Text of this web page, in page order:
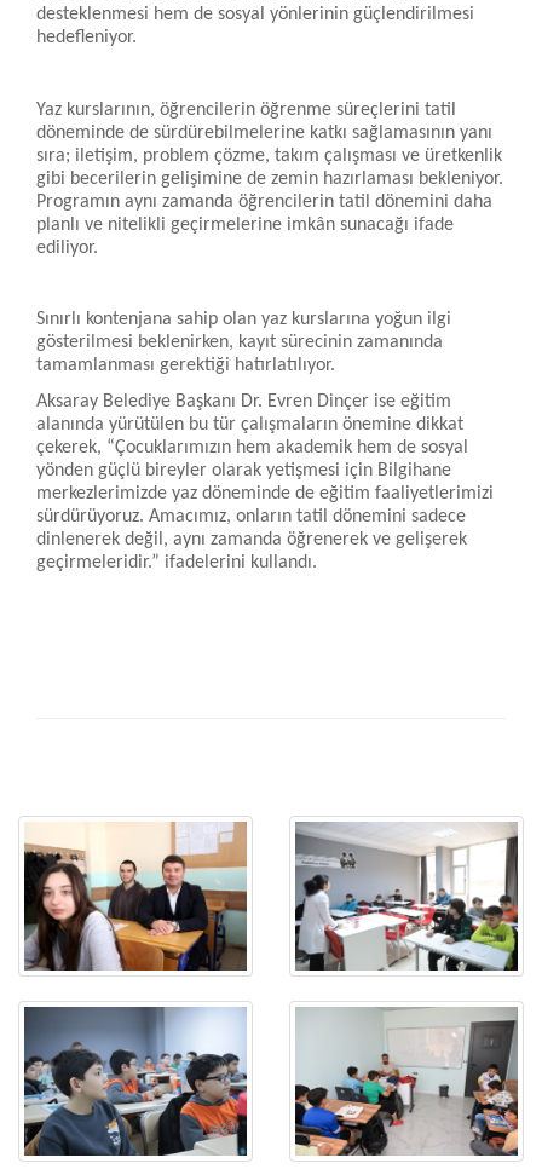
desteklenmesi hem de sosyal yönlerinin güçlendirilmesi
hedefleniyor.
Yaz kurslarının, öğrencilerin öğrenme süreçlerini tatil
döneminde de sürdürebilmelerine katkı sağlamasının yanı
sıra; iletişim, problem çözme, takım çalışması ve üretkenlik
gibi becerilerin gelişimine de zemin hazırlaması bekleniyor.
Programın aynı zamanda öğrencilerin tatil dönemini daha
planlı ve nitelikli geçirmelerine imkân sunacağı ifade
ediliyor.
Sınırlı kontenjana sahip olan yaz kurslarına yoğun ilgi
gösterilmesi beklenirken, kayıt sürecinin zamanında
tamamlanması gerektiği hatırlatılıyor.
Aksaray Belediye Başkanı Dr. Evren Dinçer ise eğitim
alanında yürütülen bu tür çalışmaların önemine dikkat
çekerek, “Çocuklarımızın hem akademik hem de sosyal
yönden güçlü bireyler olarak yetişmesi için Bilgihane
merkezlerimizde yaz döneminde de eğitim faaliyetlerimizi
sürdürüyoruz. Amacımız, onların tatil dönemini sadece
dinlenerek değil, aynı zamanda öğrenerek ve gelişerek
geçirmeleridir.” ifadelerini kullandı.